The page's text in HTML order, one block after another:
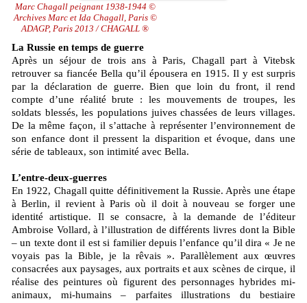
Marc Chagall peignant 1938-1944 ©
Archives Marc et Ida Chagall, Paris ©
ADAGP, Paris 2013 / CHAGALL ®
La Russie en temps de guerre
Après un séjour de trois ans à Paris, Chagall part à Vitebsk
retrouver sa fiancée Bella qu’il épousera en 1915. Il y est surpris
par la déclaration de guerre. Bien que loin du front, il rend
compte d’une réalité brute : les mouvements de troupes, les
soldats blessés, les populations juives chassées de leurs villages.
De la même façon, il s’attache à représenter l’environnement de
son enfance dont il pressent la disparition et évoque, dans une
série de tableaux, son intimité avec Bella.
L’entre-deux-guerres
En 1922, Chagall quitte définitivement la Russie. Après une étape
à Berlin, il revient à Paris où il doit à nouveau se forger une
identité artistique. Il se consacre, à la demande de l’éditeur
Ambroise Vollard, à l’illustration de différents livres dont la Bible
– un texte dont il est si familier depuis l’enfance qu’il dira « Je ne
voyais pas la Bible, je la rêvais ». Parallèlement aux œuvres
consacrées aux paysages, aux portraits et aux scènes de cirque, il
réalise des peintures où figurent des personnages hybrides mi-
animaux, mi-humains – parfaites illustrations du bestiaire